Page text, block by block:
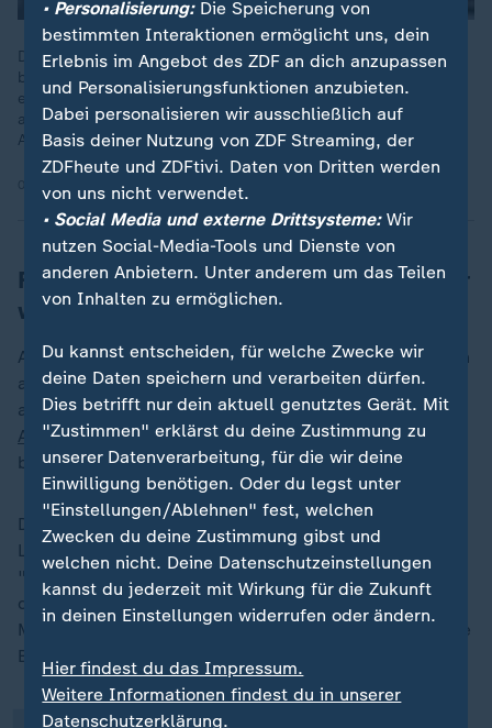
Die Vor- und Nachteile von autofreien Innenstädten werden
breit diskutiert. So könnten unbefahrene Innenstädte
einerseits ein großer Schritt in Richtung Umweltschutz sein,
auf der anderen Seite hängt Deutschland stark von der
Autoindustrie ab.
01.06.2025 | 2:09 min
Fahrverbot: Verkehrssenatorin warnt vor
wirtschaftlichen Folgen
Am Berliner Stadtrand könnte die Resonanz womöglich
anders ausfallen. Dort, wo der ÖPNV schlechter
ausgebaut ist und bei den letzten Wahlen CDUund
AfDstark abschnitten. Hier haben beide Parteien
besonders viel plakatiert.
Die Verkehrssenatorin der schwarz-roten
Landesregierung liefert Argumente gegen die Pläne:
"Nur Verbote ist nicht unsere Politik. Uns geht es
darum gute Angebote zu machen. Ein gutes
Miteinander insbesondere im Verkehrssektor", sagt Ute
Bonde (CDU), die zudem Einbußen befürchtet.
„
• Personalisierung:Die Speicherung von
bestimmten Interaktionen ermöglicht uns, dein
Erlebnis im Angebot des ZDF an dich anzupassen
und Personalisierungsfunktionen anzubieten.
Dabei personalisieren wir ausschließlich auf
Basis deiner Nutzung von ZDF Streaming, der
ZDFheute und ZDFtivi. Daten von Dritten werden
von uns nicht verwendet.
• Social Media und externe Drittsysteme:Wir
nutzen Social-Media-Tools und Dienste von
anderen Anbietern. Unter anderem um das Teilen
von Inhalten zu ermöglichen.
Du kannst entscheiden, für welche Zwecke wir
deine Daten speichern und verarbeiten dürfen.
Dies betrifft nur dein aktuell genutztes Gerät. Mit
"Zustimmen" erklärst du deine Zustimmung zu
unserer Datenverarbeitung, für die wir deine
Einwilligung benötigen. Oder du legst unter
"Einstellungen/Ablehnen" fest, welchen
Zwecken du deine Zustimmung gibst und
welchen nicht. Deine Datenschutzeinstellungen
kannst du jederzeit mit Wirkung für die Zukunft
in deinen Einstellungen widerrufen oder ändern.
Hier findest du das Impressum.
Weitere Informationen findest du in unserer
Datenschutzerklärung.